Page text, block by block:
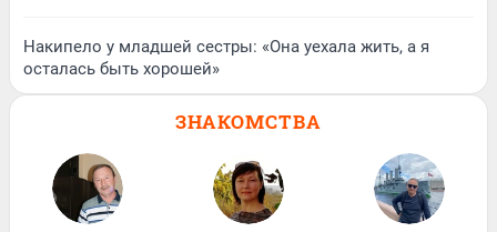
Накипело у младшей сестры: «Она уехала жить, а я
осталась быть хорошей»
ЗНАКОМСТВА